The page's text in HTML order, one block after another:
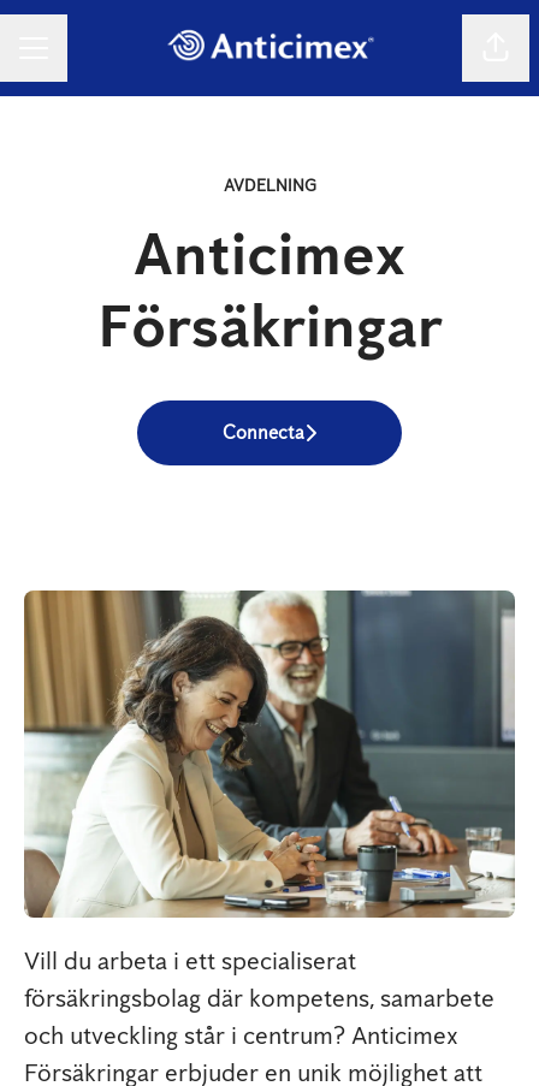
AVDELNING
Anticimex
Försäkringar
Connecta
Vill du arbeta i ett specialiserat
försäkringsbolag där kompetens, samarbete
och utveckling står i centrum? Anticimex
Försäkringar erbjuder en unik möjlighet att